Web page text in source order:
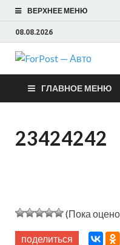
ВЕРХНЕЕ МЕНЮ
08.08.2026
ГЛАВНОЕ МЕНЮ
23424242
(Пока
поделиться